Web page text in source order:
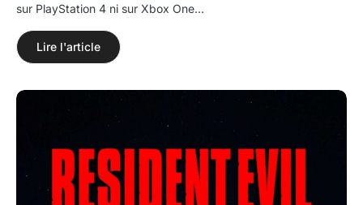
sur PlayStation 4 ni sur Xbox One…
Lire l'article